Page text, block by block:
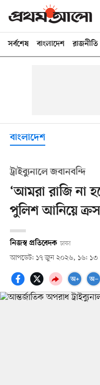
সর্বশেষ বাংলাদেশ রাজনীতি
বাংলাদেশ
ট্রাইব্যুনালে জবানবন্দি
‘আমরা রাজি না
পুলিশ আনিয়ে
নিজস্ব প্রতিবেদক ঢাকা
আপডেট: ১৭ জুন ২০২৬, ১৬: ১৩